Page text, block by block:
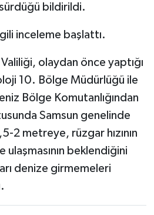
bildirildi.
inceleme başlattı.
olaydan önce yaptığı
10. Bölge Müdürlüğü ile
Bölge Komutanlığından
Samsun genelinde
2 metreye, rüzgar hızının
ulaşmasının beklendiğini
denize girmemeleri